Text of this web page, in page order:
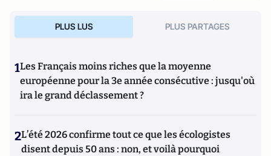
PLUS LUS PLUS PARTAGES
1Les Français moins riches que la moyenne
européenne pour la 3e année consécutive : jusqu'où
ira le grand déclassement ?
2L’été 2026 confirme tout ce que les écologistes
disent depuis 50 ans : non, et voilà pourquoi